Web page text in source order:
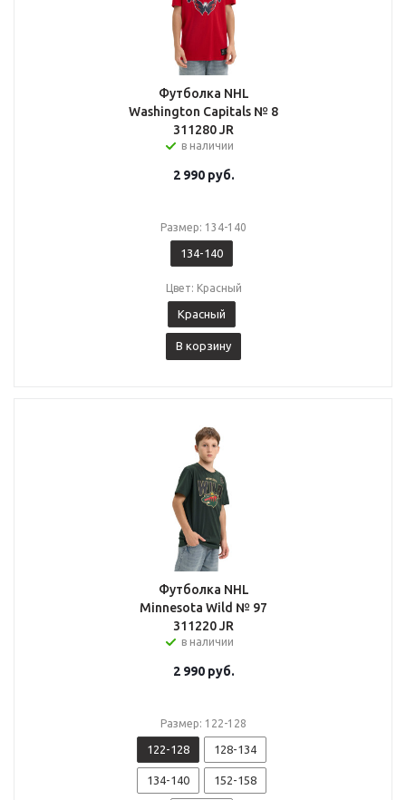
Футболка NHL
Washington Capitals № 8
311280 JR
в наличии
2 990руб.
Размер: 134-140
134-140
Цвет: Красный
Красный
В корзину
Футболка NHL
Minnesota Wild № 97
311220 JR
в наличии
2 990руб.
Размер: 122-128
122-128 128-134
134-140 152-158